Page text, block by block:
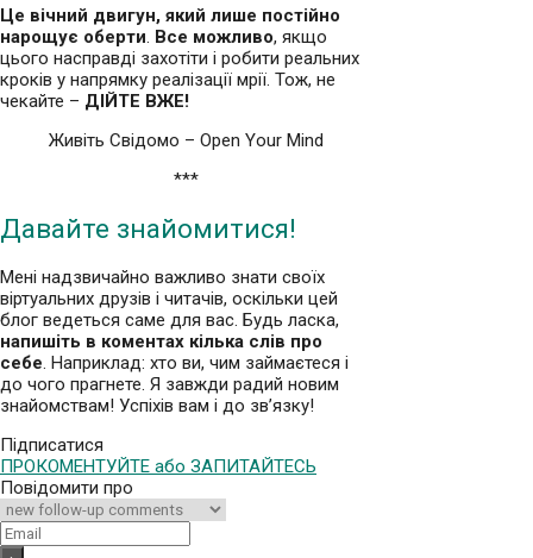
Це вічний двигун, який лише постійно
нарощує оберти. Все можливо, якщо
цього насправді захотіти і робити реальних
кроків у напрямку реалізації мрії. Тож, не
чекайте – ДІЙТЕ ВЖЕ!
Живіть Свідомо – Open Your Mind
***
Давайте знайомитися!
Мені надзвичайно важливо знати своїх
віртуальних друзів і читачів, оскільки цей
блог ведеться саме для вас. Будь ласка,
напишіть в коментах кілька слів про
себе. Наприклад: хто ви, чим займаєтеся і
до чого прагнете. Я завжди радий новим
знайомствам! Успіхів вам і до зв’язку!
Підписатися
ПРОКОМЕНТУЙТЕ або ЗАПИТАЙТЕСЬ
Повідомити про